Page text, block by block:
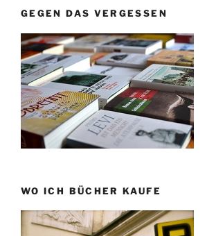
GEGEN DAS VERGESSEN
WO ICH BÜCHER KAUFE